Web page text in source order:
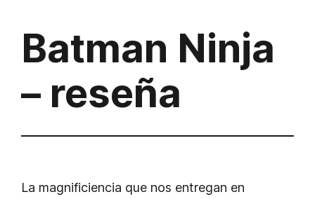
Batman Ninja
– reseña
La magnificiencia que nos entregan en